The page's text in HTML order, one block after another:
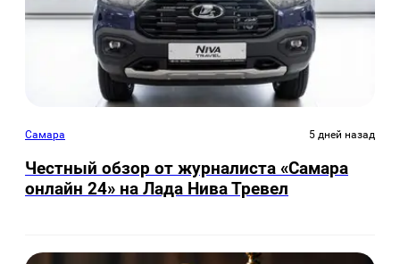
Самара 5 дней назад
Честный обзор от журналиста «Самара
онлайн 24» на Лада Нива Тревел